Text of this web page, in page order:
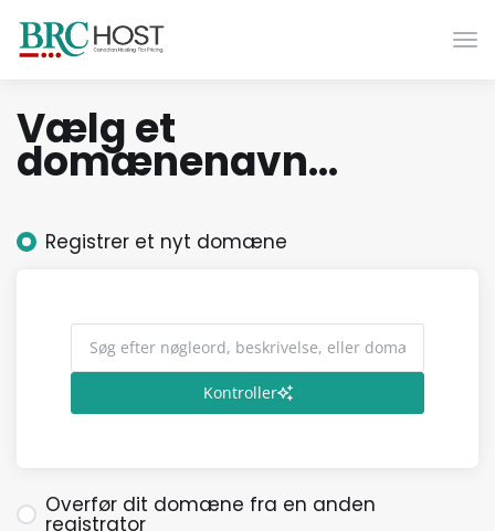
Vælg et
domænenavn…
Registrer et nyt domæne
Kontroller
Overfør dit domæne fra en anden
registrator